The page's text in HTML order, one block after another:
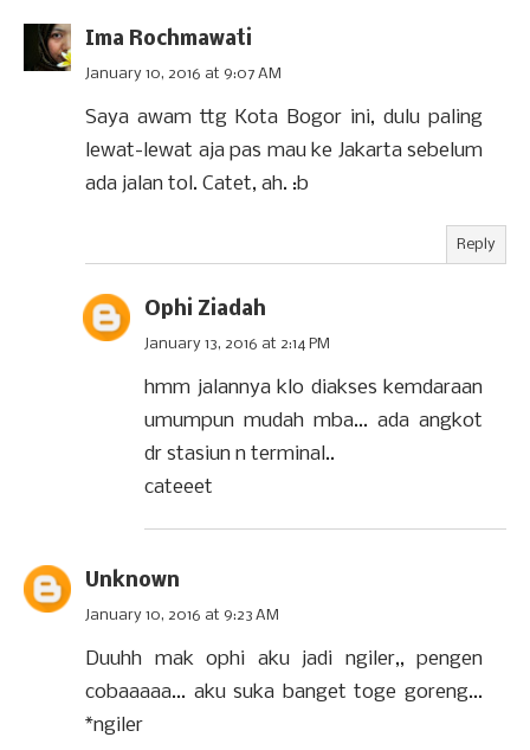
Ima Rochmawati
January 10, 2016 at 9:07 AM
Saya awam ttg Kota Bogor ini, dulu paling
lewat-lewat aja pas mau ke Jakarta sebelum
ada jalan tol. Catet, ah. :b
Reply
Ophi Ziadah
January 13, 2016 at 2:14 PM
hmm jalannya klo diakses kemdaraan
umumpun mudah mba... ada angkot
dr stasiun n terminal..
cateeet
Unknown
January 10, 2016 at 9:23 AM
Duuhh mak ophi aku jadi ngiler,, pengen
cobaaaaa... aku suka banget toge goreng...
*ngiler